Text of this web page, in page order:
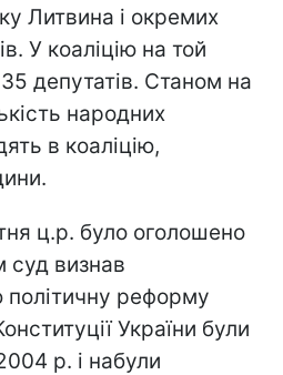
Литвина і окремих
У коаліцію на той
депутатів. Станом на
народних
в коаліцію,
ц.р. було оголошено
суд визнав
політичну реформу
України були
р. і набули